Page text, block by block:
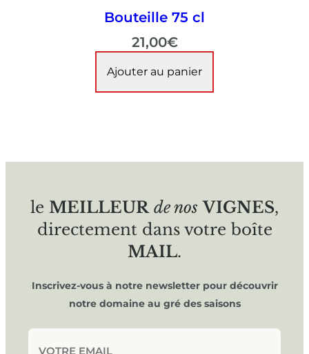
Bouteille 75 cl
21,00€
Ajouter au panier
le MEILLEUR de nos VIGNES,
directement dans votre boîte
MAIL.
Inscrivez-vous à notre newsletter pour découvrir
notre domaine au gré des saisons